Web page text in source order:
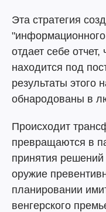
Эта стратегия
"информационного
отдает себе
находится под
результаты этого
обнародованы в
Происходит
превращаются в
принятия решений
оружие
планировании
венгерского